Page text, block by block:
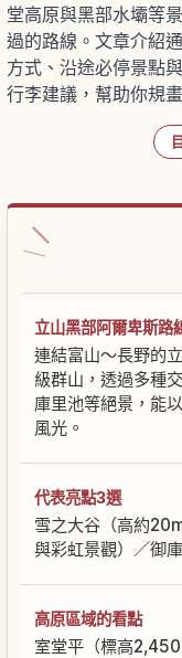
堂高原與黑部水壩等
過的路線。文章介紹
方式、沿途必停景點
行李建議，幫助你規
立山黑部阿爾卑斯路
連結富山〜長野的
級群山，透過多種
庫里池等絕景，能
風光。
代表亮點3選
雪之大谷（高約
與彩虹景觀）／御
高原區域的看點
室堂平（標高